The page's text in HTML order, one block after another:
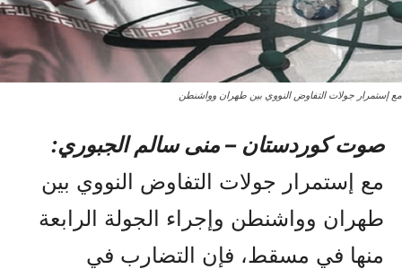
مع إستمرار جولات التفاوض النووي بين طهران وواشنطن
صوت کوردستان – منى سالم الجبوري:
مع إستمرار جولات التفاوض النووي بين
طهران وواشنطن وإجراء الجولة الرابعة
منها في مسقط، فإن التضارب في